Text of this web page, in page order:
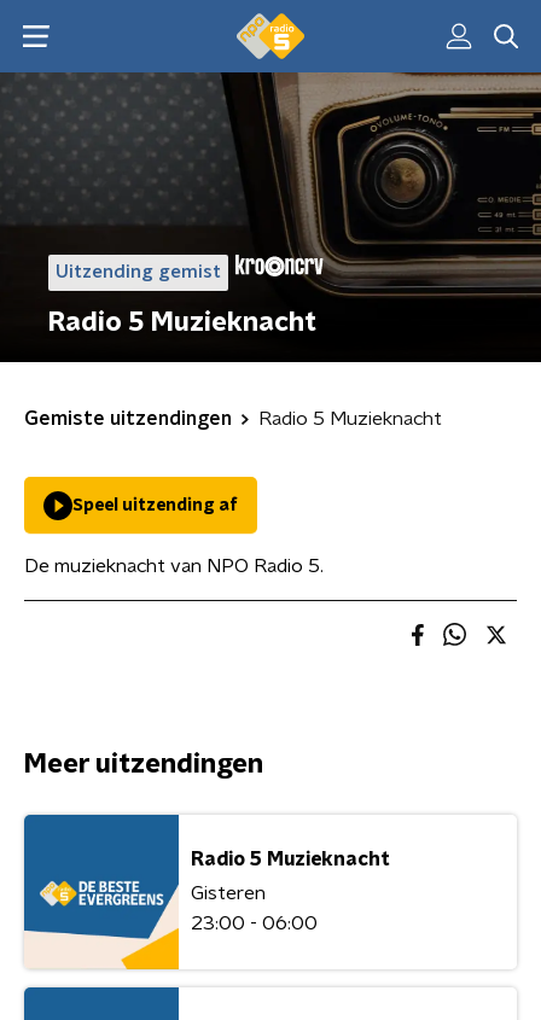
Uitzending gemist
Radio 5 Muzieknacht
Gemiste uitzendingen Radio 5 Muzieknacht
Speel uitzending af
De muzieknacht van NPO Radio 5.
Meer uitzendingen
Radio 5 Muzieknacht
Gisteren
23:00 - 06:00